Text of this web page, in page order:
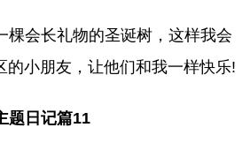
棵会长礼物的圣诞树，这样我会
的小朋友，让他们和我一样快乐!
题日记篇11